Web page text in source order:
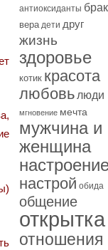
антиоксиданты брак
вера дети друг
жизнь
здоровье
котик красота
любовь люди
мгновение мечта
мужчина и
женщина
настрой обида
общение
открытка
отношения